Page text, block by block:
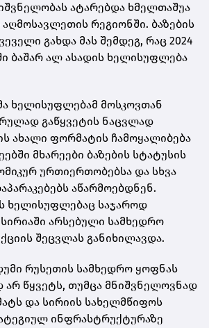
ატარებდა ხმელთაშუა
რეგიონში. ბაზების
გახდა მას შემდეგ, რაც 2024
ბაშარ ალ ასადის ხელისუფლება
ხელისუფლებამ მოსკოვთან
გაწყვეტის ნაცვლად
ახალი ფორმატის ჩამოყალიბება
მხარეები ბაზების სტატუსის
ურთიერთობებსა და სხვა
აწარმოებდნენ.
ხელისუფლებაც საჯაროდ
არსებული სამხედრო
შეცვლას განიხილავდა.
რუსეთის სამხედრო ყოფნას
არ წყვეტს, თუმცა მნიშვნელოვნად
და სირიის სახელმწიფოს
ინფრასტრუქტურაზე